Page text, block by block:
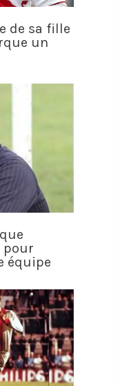
de sa fille
un
pour
équipe